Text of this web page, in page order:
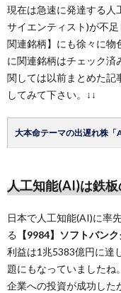
現在は急速に発達する人
サイエンティスト)が不
関連銘柄】にも徐々に物
に関連銘柄はチェック済
関しては以前まとめた記
してみて下さい。↓↓
大本命テーマの出遅れ株
人工知能(AI)は鉄
日本で人工知能(AI)に率
る 【9984】ソフトバン
利益は1兆5383億円に達
題にもなっていました
企業への投資が成功した